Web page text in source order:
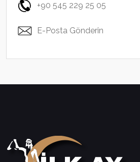
+90 545 229 25 05
E-Posta Gönderin